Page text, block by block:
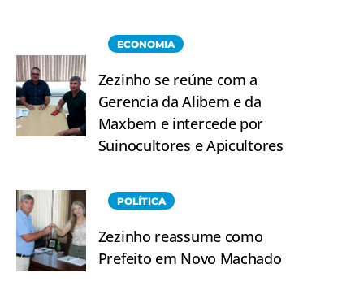
ECONOMIA
Zezinho se reúne com a
Gerencia da Alibem e da
Maxbem e intercede por
Suinocultores e Apicultores
POLÍTICA
Zezinho reassume como
Prefeito em Novo Machado